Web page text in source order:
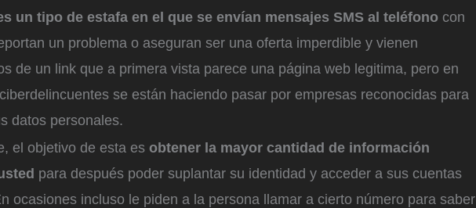
un tipo de estafa en el que se envían mensajes SMS al teléfono con
un problema o aseguran ser una oferta imperdible y vienen
de un link que a primera vista parece una página web legitima, pero en
se están haciendo pasar por empresas reconocidas para
datos personales.
el objetivo de esta es obtener la mayor cantidad de información
para después poder suplantar su identidad y acceder a sus cuentas
ocasiones incluso le piden a la persona llamar a cierto número para saber